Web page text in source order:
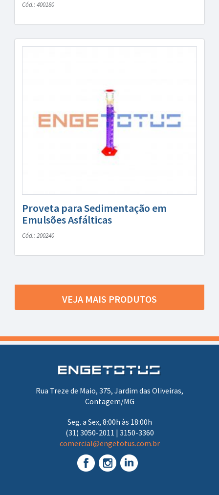
Cód.: 400180
Proveta para Sedimentação em
Emulsões Asfálticas
Cód.: 200240
VEJA MAIS PRODUTOS
Rua Treze de Maio, 375, Jardim das Oliveiras,
Contagem/MG
Seg. a Sex, 8:00h às 18:00h
(31) 3050-2011 | 3150-3360
comercial@engetotus.com.br